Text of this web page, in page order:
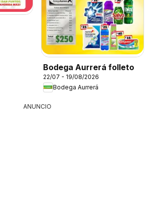
Bodega Aurrerá folleto
22/07 - 19/08/2026
Bodega Aurrerá
ANUNCIO